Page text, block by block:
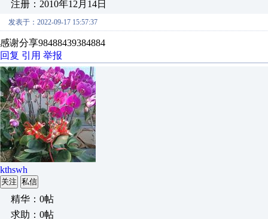
注册：2010年12月14日
发表于：2022-09-17 15:57:37
感谢分享98488439384884
回复 引用 举报
kthswh
关注 私信
精华：0帖
求助：0帖